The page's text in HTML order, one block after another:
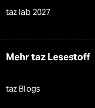
taz lab 2027
Mehr taz Lesestoff
taz Blogs